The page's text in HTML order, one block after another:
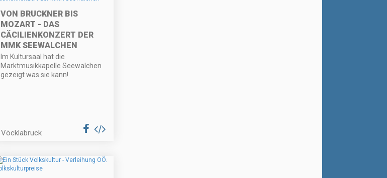
VON BRUCKNER BIS
MOZART - DAS
CÄCILIENKONZERT DER
MMK SEEWALCHEN
Im Kultursaal hat die
Marktmusikkapelle Seewalchen
gezeigt was sie kann!
Vöcklabruck